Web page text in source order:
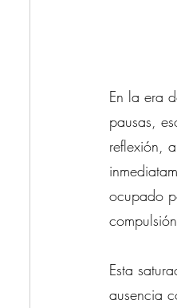
En la era
pausas,
reflexión,
ocupado
Esta
ausencia